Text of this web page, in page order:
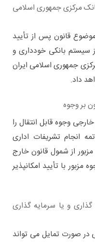
توسط بانک مرکزی جمهوری اسلامی
قانون پس از تأیید
سیستم بانکی خودداری و
جمهوری اسلامی ایران
داد.
وجوه قابل انتقال را
انجام تشریفات اداری
از شمول قانون خارج
با تأیید امکانپذیر
سرمایه گذاری و یا سرمایه گذاری
در صورت تمایل می تواند